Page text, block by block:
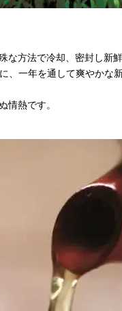
方法で冷却、密封し新鮮
一年を通して爽やかな
情熱です。